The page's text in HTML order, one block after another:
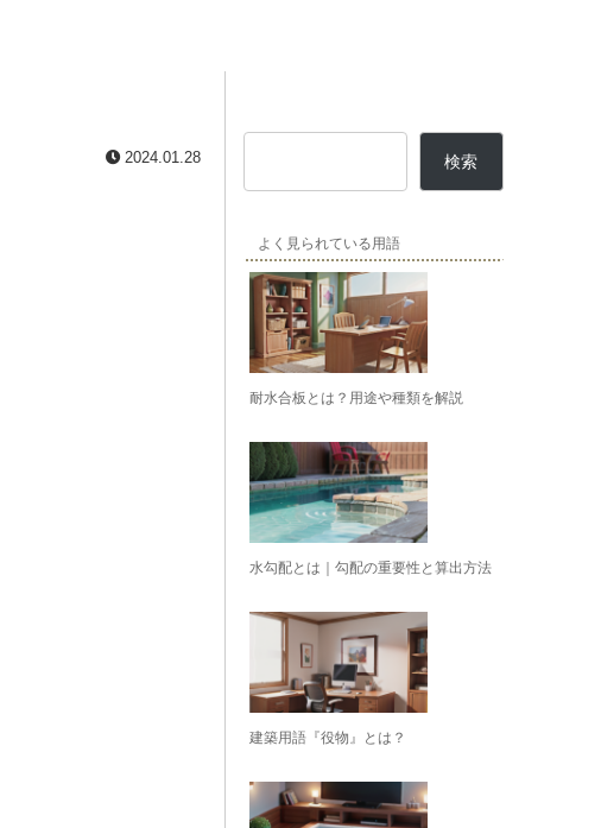
2024.01.28 検索
よく見られている用語
耐水合板とは？用途や種類を解説
水勾配とは｜勾配の重要性と算出方法
建築用語『役物』とは？